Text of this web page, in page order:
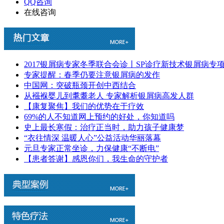
QQ咨询
在线咨询
2017银屑病专家冬季联合会诊丨SP诊疗新技术银屑病专
专家提醒：春季仍要注意银屑病的发作
中国网：突破瓶颈开创中西结合
从襁褓婴儿到耄耋老人 专家解析银屑病高发人群
【康复聚焦】我们的优势在于疗效
69%的人不知道网上预约的好处，你知道吗
史上最长寒假：治疗正当时，助力孩子健康梦
“衣往情深 温暖人心”公益活动华丽落幕
元旦专家正常坐诊，力保健康“不断电”
【患者答谢】感恩你们，我生命的守护者